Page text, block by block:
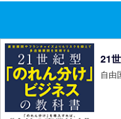
21
自由